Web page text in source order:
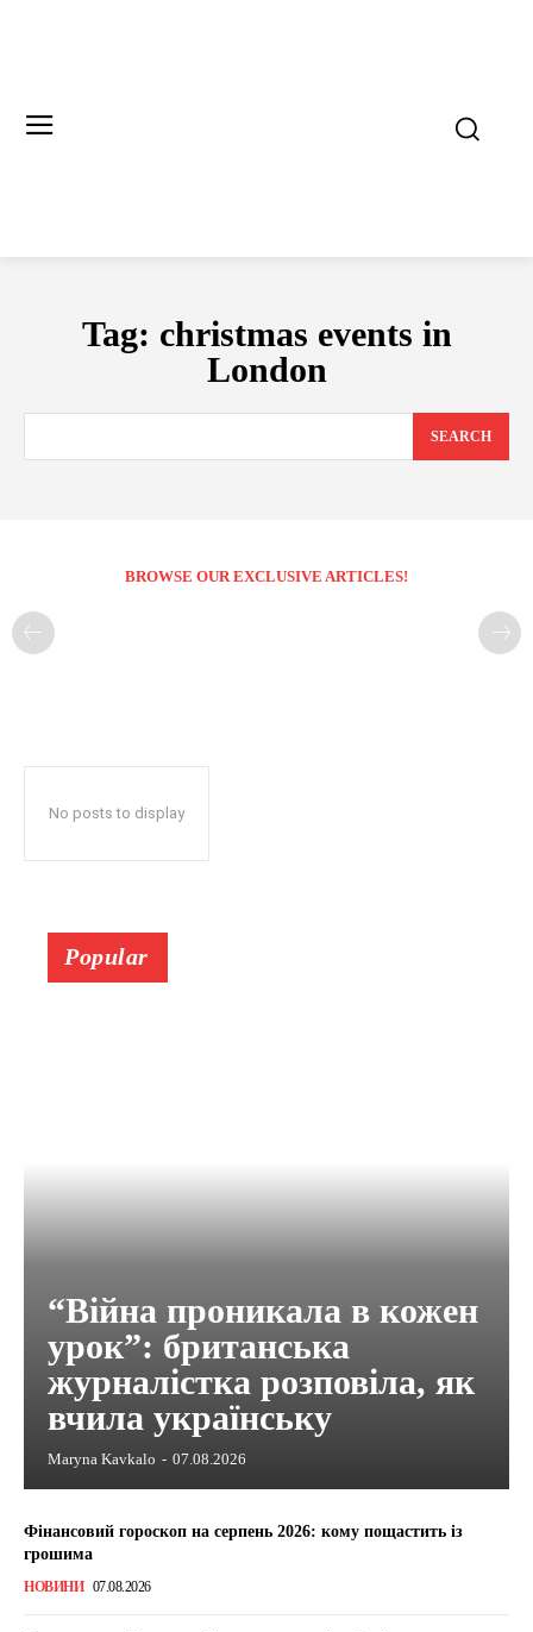
Tag: christmas events in
London
SEARCH
BROWSE OUR EXCLUSIVE ARTICLES!
No posts to display
Popular
“Війна проникала в кожен
урок”: британська
журналістка розповіла, як
вчила українську
Maryna Kavkalo - 07.08.2026
Фінансовий гороскоп на серпень 2026: кому пощастить із
грошима
НОВИНИ 07.08.2026